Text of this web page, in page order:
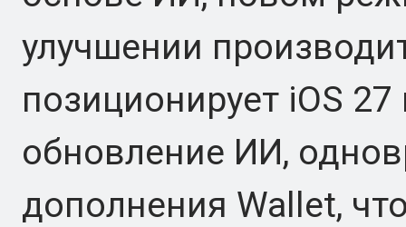
улучшении
позиционирует iOS
обновление ИИ,
дополнения Wallet,